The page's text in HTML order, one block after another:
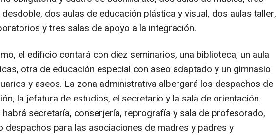
desdoble, dos aulas de educación plástica y visual, dos aulas taller,
y tres salas de apoyo a la integración.
el edificio contará con diez seminarios, una biblioteca, un aula
otra de educación especial con aseo adaptado y un gimnasio
y aseos. La zona administrativa albergará los despachos de
la jefatura de estudios, el secretario y la sala de orientación.
habrá secretaría, conserjería, reprografía y sala de profesorado,
despachos para las asociaciones de madres y padres y